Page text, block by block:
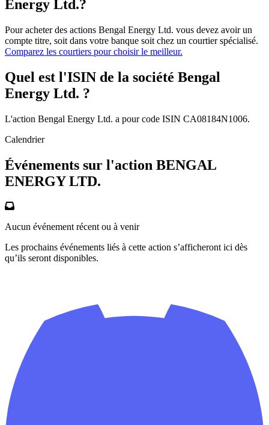
Energy Ltd.?
Pour acheter des actions Bengal Energy Ltd. vous devez avoir un
compte titre, soit dans votre banque soit chez un courtier spécialisé.
Comparez les courtiers pour choisir le meilleur.
Quel est l'ISIN de la société Bengal
Energy Ltd. ?
L'action Bengal Energy Ltd. a pour code ISIN CA08184N1006.
Calendrier
Événements sur l'action BENGAL
ENERGY LTD.
Aucun événement récent ou à venir
Les prochains événements liés à cette action s’afficheront ici dès
qu’ils seront disponibles.